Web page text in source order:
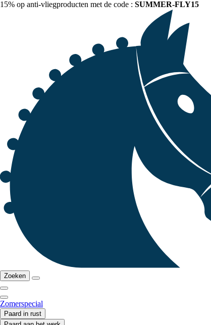
15% op anti-vliegproducten met de code : SUMMER-FLY15
Zoeken
Zomerspecial
Paard in rust